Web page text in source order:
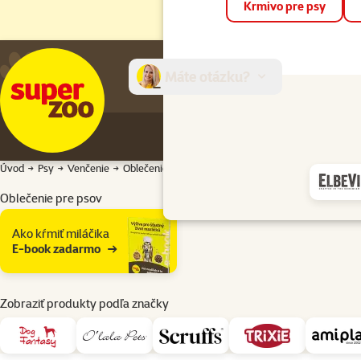
Krmivo pre psy
Úvod Psy Venčenie Oblečenie pre psov
Oblečenie pre psov
Podkategória
Ako kŕmiť miláčika
E-book zadarmo
Zobraziť produkty podľa značky